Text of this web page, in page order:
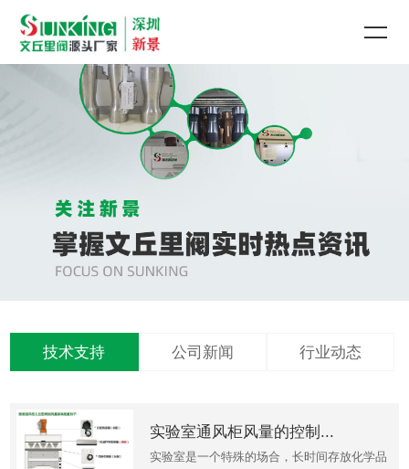
技术支持 公司新闻 行业动态
实验室通风柜风量的控制...
实验室是一个特殊的场合，长时间存放化学品